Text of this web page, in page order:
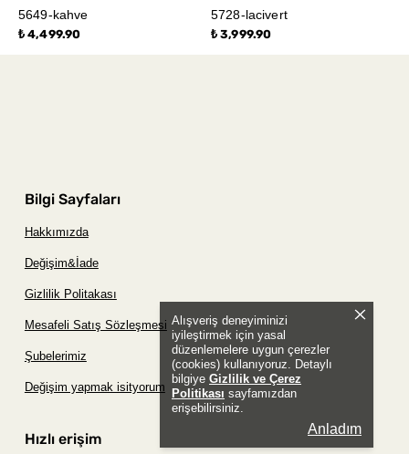
Alışveriş deneyiminizi
iyileştirmek için yasal
düzenlemelere uygun çerezler
(cookies) kullanıyoruz. Detaylı
bilgiye Gizlilik ve Çerez
Politikası sayfamızdan
erişebilirsiniz.
Anladım
5649-kahve
₺ 4,499.90
5728-lacivert
₺ 3,999.90
Bilgi Sayfaları
Hakkımızda
Değişim&İade
Gizlilik Politakası
Mesafeli Satış Sözleşmesi
Şubelerimiz
Değişim yapmak isityorum
Hızlı erişim